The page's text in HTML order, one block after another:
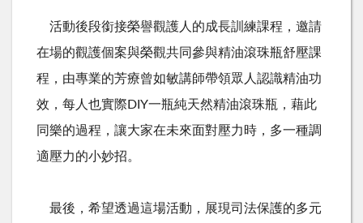
活動後段銜接榮譽觀護人的成長訓練課程，邀請
在場的觀護個案與榮觀共同參與精油滾珠瓶舒壓課
程，由專業的芳療曾如敏講師帶領眾人認識精油功
效，每人也實際DIY一瓶純天然精油滾珠瓶，藉此
同樂的過程，讓大家在未來面對壓力時，多一種調
適壓力的小妙招。
最後，希望透過這場活動，展現司法保護的多元